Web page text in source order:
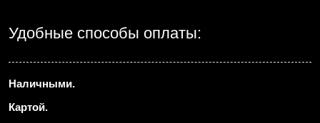
Удобные способы оплаты:
Наличными.
Картой.